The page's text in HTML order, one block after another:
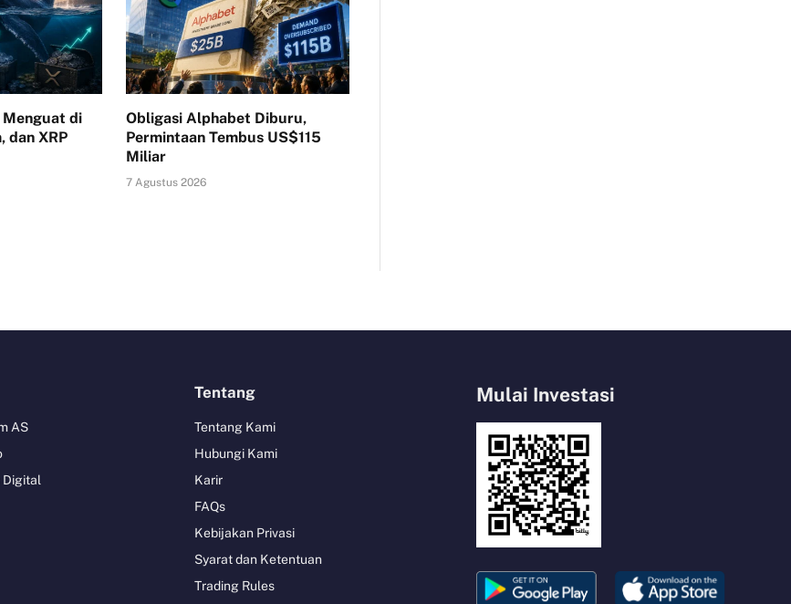
di
dan XRP
Obligasi Alphabet Diburu,
Permintaan Tembus US$115
Miliar
7 Agustus 2026
AS
Digital
Tentang
Tentang Kami
Hubungi Kami
Karir
FAQs
Kebijakan Privasi
Syarat dan Ketentuan
Trading Rules
Mulai Investasi